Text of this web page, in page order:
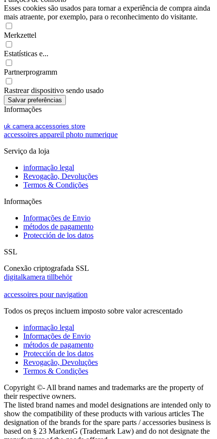
Esses cookies são usados para tornar a experiência de compra ainda
mais atraente, por exemplo, para o reconhecimento do visitante.
Merkzettel
Estatísticas e...
Partnerprogramm
Rastrear dispositivo sendo usado
Informações
uk camera accessories store
accessoires appareil photo numerique
Serviço da loja
informação legal
Revogação, Devoluções
Termos & Condições
Informações
Informações de Envio
métodos de pagamento
Protección de los datos
SSL
Conexão criptografada SSL
digitalkamera tillbehör
accessoires pour navigation
Todos os preços incluem imposto sobre valor acrescentado
informação legal
Informações de Envio
métodos de pagamento
Protección de los datos
Revogação, Devoluções
Termos & Condições
Copyright ©- All brand names and trademarks are the property of
their respective owners.
The listed brand names and model designations are intended only to
show the compatibility of these products with various articles The
designation of the brands for the spare parts / accessories business is
based on § 23 MarkenG (Trademark Law) and do not designate the